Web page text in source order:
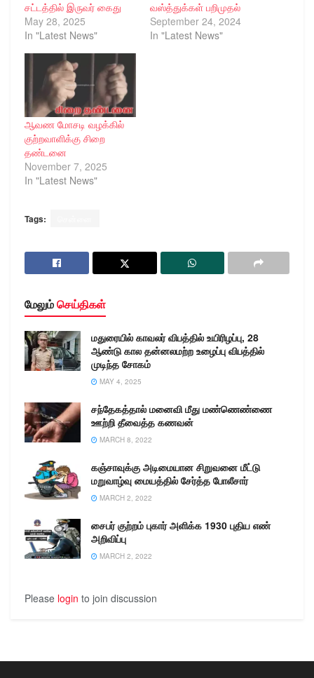
சட்டத்தில் இருவர் கைது
May 28, 2025
In "Latest News"
வஸ்த்துக்கள் பறிமுதல்
September 24, 2024
In "Latest News"
ஆவண மோசடி வழக்கில்
குற்றவாளிக்கு சிறை
தண்டனை
November 7, 2025
In "Latest News"
Tags:
மேலும்செய்திகள்
மதுரையில் காவலர் விபத்தில் உயிரிழப்பு, 28
ஆண்டு கால தன்னலமற்ற உழைப்பு விபத்தில்
முடிந்த சோகம்
MAY 4, 2025
சந்தேகத்தால் மனைவி மீது மண்ணெண்ணை
ஊற்றி தீவைத்த கணவன்
MARCH 8, 2022
கஞ்சாவுக்கு அடிமையான சிறுவனை மீட்டு
மறுவாழ்வு மையத்தில் சேர்த்த போலீசார்
MARCH 2, 2022
சைபர் குற்றம் புகார் அளிக்க 1930 புதிய எண்
அறிவிப்பு
MARCH 2, 2022
Please login to join discussion